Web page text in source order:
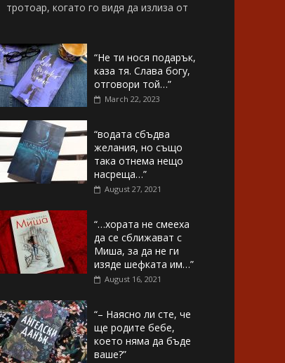
тротоар, когато го видя да излиза от
“Не ти нося подарък,
каза тя. Слава богу,
отговори той…”
March 22, 2023
“водата сбъдва
желания, но също
така отнема нещо
насреща…”
August 27, 2021
“…хората не смееха
да се сближават с
Миша, за да не ги
изяде шефката им…”
August 16, 2021
“– Наясно ли сте, че
ще родите бебе,
което няма да бъде
ваше?”